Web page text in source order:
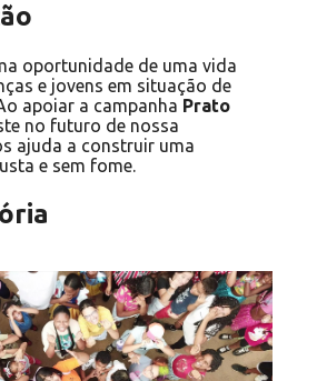
oportunidade de uma vida
e jovens em situação de
apoiar a campanha Prato
no futuro de nossa
ajuda a construir uma
e sem fome.